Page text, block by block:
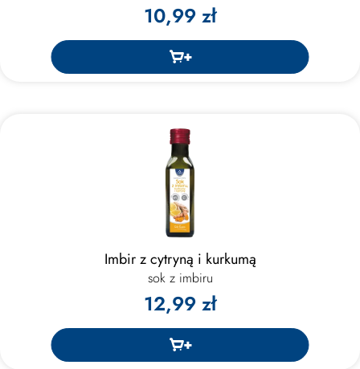
10,99 zł
Imbir z cytryną i kurkumą
sok z imbiru
12,99 zł